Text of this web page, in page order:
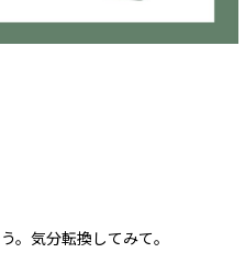
。気分転換してみて。